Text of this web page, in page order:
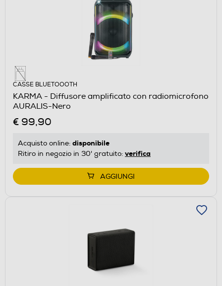
CASSE BLUETOOOTH
KARMA - Diffusore amplificato con radiomicrofono
AURALIS-Nero
€ 99,90
Acquisto online: disponibile
Ritiro in negozio in 30' gratuito: verifica
AGGIUNGI